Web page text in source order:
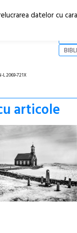
L 2069-721X
articole
datelor cu